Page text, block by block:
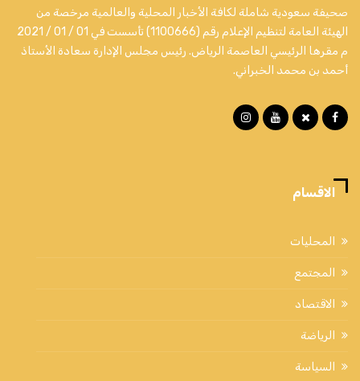
صحيفة سعودية شاملة لكافة الأخبار المحلية والعالمية مرخصة من
الهيئة العامة لتنظيم الإعلام رقم (1100666) تأسست في 01 / 01 / 2021
م مقرها الرئيسي العاصمة الرياض. رئيس مجلس الإدارة سعادة الأستاذ
أحمد بن محمد الخبراني.
الاقسام
المحليات
المجتمع
الاقتصاد
الرياضة
السياسة